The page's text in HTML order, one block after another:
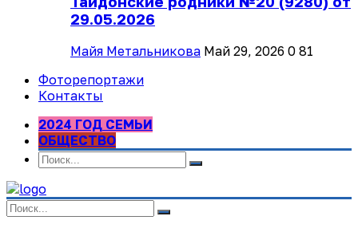
29.05.2026
Майя Метальникова Май 29, 2026 0 81
Фоторепортажи
Контакты
2024 ГОД СЕМЬИ
ОБЩЕСТВО